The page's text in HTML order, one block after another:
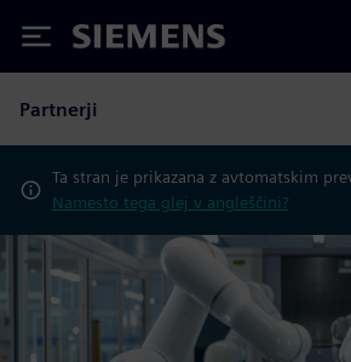
Siemens
Partnerji
Ta stran je prikazana z avtomatskim
Namesto tega glej v angleščini?